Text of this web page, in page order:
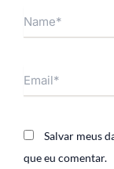
Salvar meus
que eu comentar.